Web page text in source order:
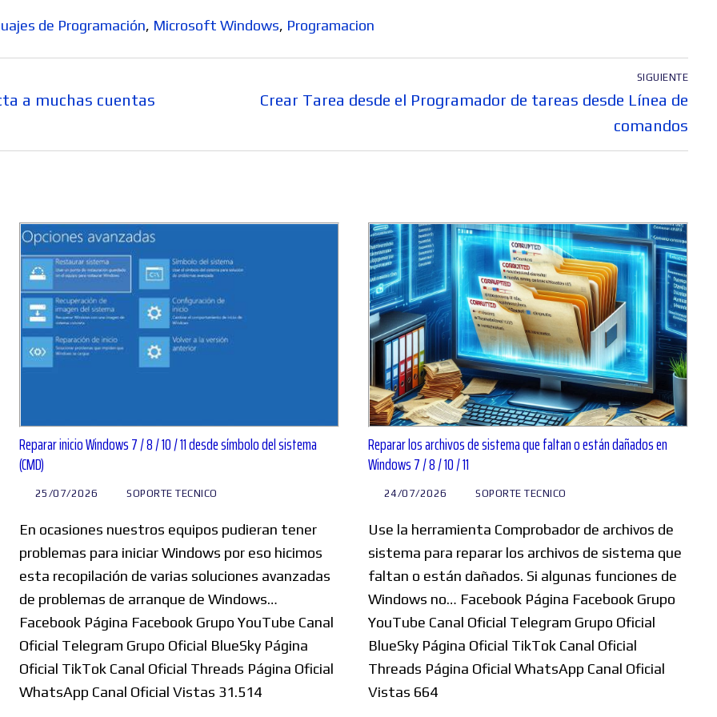
de Programación, Microsoft Windows, Programacion
a muchas cuentas
SIGUIENTE
Entrada
Crear Tarea desde el Programador de tareas desde Línea de
comandos
Reparar inicio Windows 7 / 8 / 10 / 11 desde símbolo del sistema
(CMD)
25/07/2026 SOPORTE TECNICO
En ocasiones nuestros equipos pudieran tener
problemas para iniciar Windows por eso hicimos
esta recopilación de varias soluciones avanzadas
de problemas de arranque de Windows…
Facebook Página Facebook Grupo YouTube Canal
Oficial Telegram Grupo Oficial BlueSky Página
Oficial TikTok Canal Oficial Threads Página Oficial
WhatsApp Canal Oficial Vistas 31.514
Reparar los archivos de sistema que faltan o están dañados en
Windows 7 / 8 / 10 / 11
24/07/2026 SOPORTE TECNICO
Use la herramienta Comprobador de archivos de
sistema para reparar los archivos de sistema que
faltan o están dañados. Si algunas funciones de
Windows no… Facebook Página Facebook Grupo
YouTube Canal Oficial Telegram Grupo Oficial
BlueSky Página Oficial TikTok Canal Oficial
Threads Página Oficial WhatsApp Canal Oficial
Vistas 664